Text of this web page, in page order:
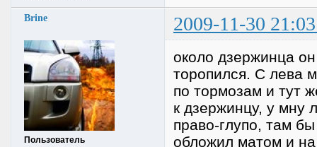
Brine 2009-11-30
Пользователь
около дзержинца
торопился. С лева
по тормозам и тут
к дзержинцу, у мну
право-глупо, там
обложил матом и